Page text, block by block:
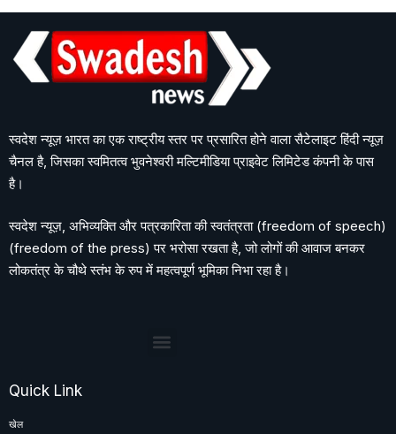
स्वदेश न्यूज़ भारत का एक राष्ट्रीय स्तर पर प्रसारित होने वाला सैटेलाइट हिंदी न्यूज़
चैनल है, जिसका स्वमितत्व भुवनेश्वरी मल्टिमीडिया प्राइवेट लिमिटेड कंपनी के पास
है।
स्वदेश न्यूज़, अभिव्यक्ति और पत्रकारिता की स्वतंत्रता (freedom of speech)
(freedom of the press) पर भरोसा रखता है, जो लोगों की आवाज बनकर
लोकतंत्र के चौथे स्तंभ के रुप में महत्वपूर्ण भूमिका निभा रहा है।
Quick Link
खेल